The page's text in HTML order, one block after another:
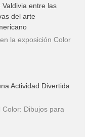
entre las
del arte
la exposición Color
Actividad Divertida
Dibujos para